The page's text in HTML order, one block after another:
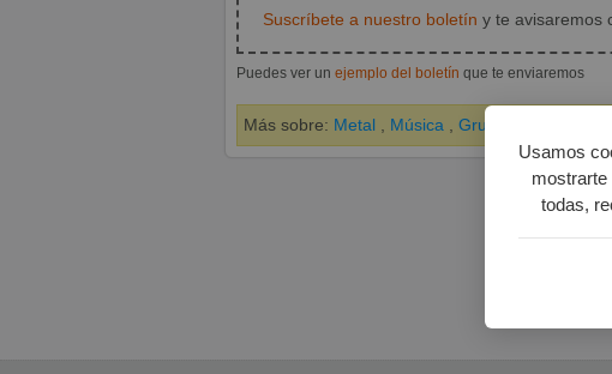
Usamos
mostrarte
todas,
Suscríbete a nuestro boletín y te avisaremos
Puedes ver un ejemplo del boletín que te enviaremos
Más sobre: Metal , Música , Grupos de música